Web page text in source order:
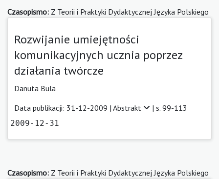
Czasopismo: Z Teorii i Praktyki Dydaktycznej Języka Polskiego
Rozwijanie umiejętności
komunikacyjnych ucznia poprzez
działania twórcze
Danuta Bula
Data publikacji: 31-12-2009 | Abstrakt | s. 99-113
2009-12-31
Czasopismo: Z Teorii i Praktyki Dydaktycznej Języka Polskiego